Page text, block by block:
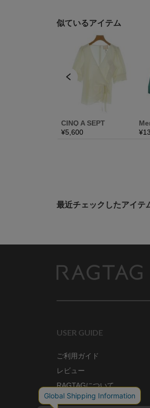
最近チェックしたアイテ
USER GUIDE
ご利用ガイド
レビュー
RAGTAGについて
ご利用規約